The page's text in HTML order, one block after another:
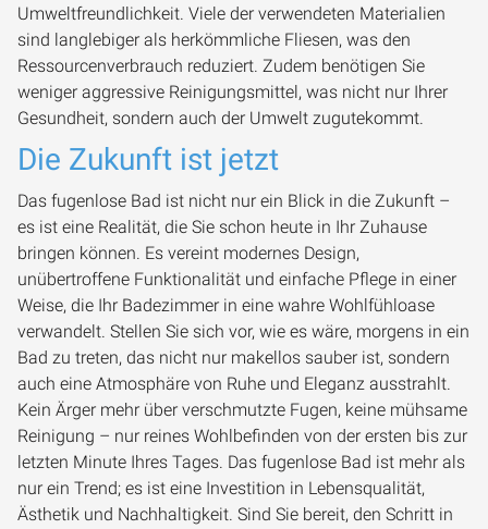
Umweltfreundlichkeit. Viele der verwendeten Materialien
sind langlebiger als herkömmliche Fliesen, was den
Ressourcenverbrauch reduziert. Zudem benötigen Sie
weniger aggressive Reinigungsmittel, was nicht nur Ihrer
Gesundheit, sondern auch der Umwelt zugutekommt.
Die Zukunft ist jetzt
Das fugenlose Bad ist nicht nur ein Blick in die Zukunft –
es ist eine Realität, die Sie schon heute in Ihr Zuhause
bringen können. Es vereint modernes Design,
unübertroffene Funktionalität und einfache Pflege in einer
Weise, die Ihr Badezimmer in eine wahre Wohlfühloase
verwandelt. Stellen Sie sich vor, wie es wäre, morgens in ein
Bad zu treten, das nicht nur makellos sauber ist, sondern
auch eine Atmosphäre von Ruhe und Eleganz ausstrahlt.
Kein Ärger mehr über verschmutzte Fugen, keine mühsame
Reinigung – nur reines Wohlbefinden von der ersten bis zur
letzten Minute Ihres Tages. Das fugenlose Bad ist mehr als
nur ein Trend; es ist eine Investition in Lebensqualität,
Ästhetik und Nachhaltigkeit. Sind Sie bereit, den Schritt in